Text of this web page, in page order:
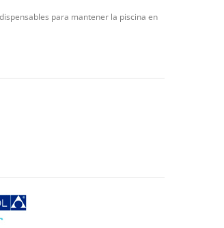
para mantener la piscina en